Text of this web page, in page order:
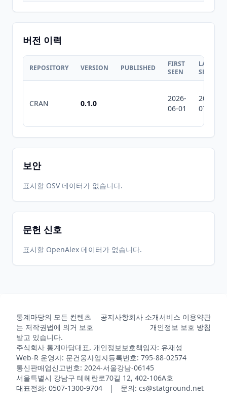
버전 이력
REPOSITORY VERSION PUBLISHED
FIRST
SEEN
LAST
SEEN
CRAN 0.1.0
2026-
06-01
2026-
07-10
보안
표시할 OSV 데이터가 없습니다.
문헌 신호
표시할 OpenAlex 데이터가 없습니다.
통계마당의 모든 컨텐츠
는 저작권법에 의거 보호
받고 있습니다.
공지사항회사 소개서비스 이용약관
개인정보 보호 방침
주식회사 통계마당대표, 개인정보보호책임자: 유재성
Web-R 운영자: 문건웅사업자등록번호: 795-88-02574
통신판매업신고번호: 2024-서울강남-06145
서울특별시 강남구 테헤란로70길 12, 402-106A호
대표전화: 0507-1300-9704 | 문의: cs@statground.net